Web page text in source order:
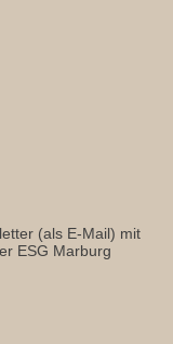
(als E-Mail) mit
ESG Marburg